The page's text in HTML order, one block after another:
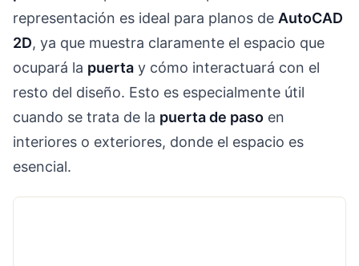
representación es ideal para planos de AutoCAD
2D, ya que muestra claramente el espacio que
ocupará la puerta y cómo interactuará con el
resto del diseño. Esto es especialmente útil
cuando se trata de la puerta de paso en
interiores o exteriores, donde el espacio es
esencial.